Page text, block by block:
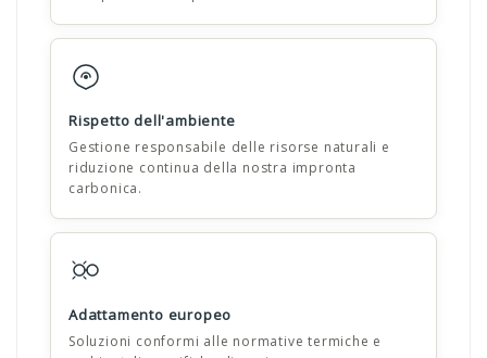
Rispetto dell'ambiente
Gestione responsabile delle risorse naturali e
riduzione continua della nostra impronta
carbonica.
Adattamento europeo
Soluzioni conformi alle normative termiche e